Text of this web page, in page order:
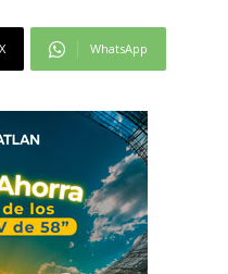
X WhatsApp